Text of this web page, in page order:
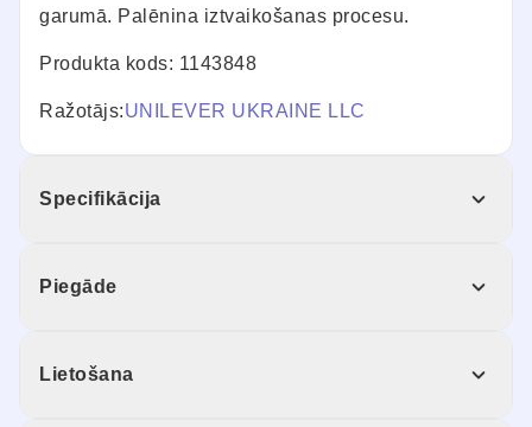
garumā. Palēnina iztvaikošanas procesu.
Produkta kods: 1143848
Ražotājs:UNILEVER UKRAINE LLC
Specifikācija
Piegāde
Lietošana